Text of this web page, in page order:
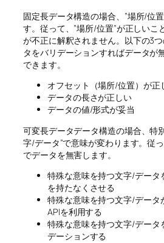
固定長データ構造の場合、”場所/位
す。従って、”場所/位置”が正しいこ
が不正に解釈されません。以下の3
タをバリデーションすればデータが
できます。
オフセット（場所/位置）が正
データの長さが正しい
データの値/形式が妥当
可変長データデータ構造の場合、特
字/データ”で意味が変わります。従
でデータを無害します。
特殊な意味を持つ文字/データ
を持たなくさせる
特殊な意味を持つ文字/データ
APIを利用する
特殊な意味を持つ文字/データ
デーションする